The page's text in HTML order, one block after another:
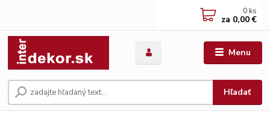
Menu
Hľadať
0 ks
za 0,00 €